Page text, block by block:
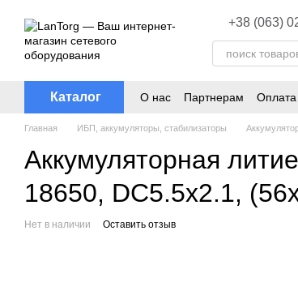
+38 (063)
Каталог О нас Партнерам Оплата
Главная ИБП, аккумуляторы, стабилизаторы
Аккумуляторная
18650, DC5.5x2.1,
Нет в наличии Оставить отзыв